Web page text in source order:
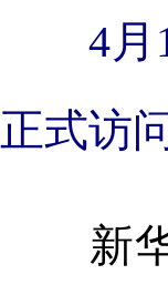
4月14
正式访
新华